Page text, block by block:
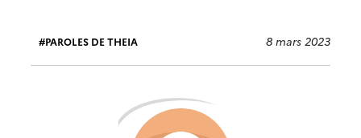
PAROLES DE THEIA 8 mars 2023